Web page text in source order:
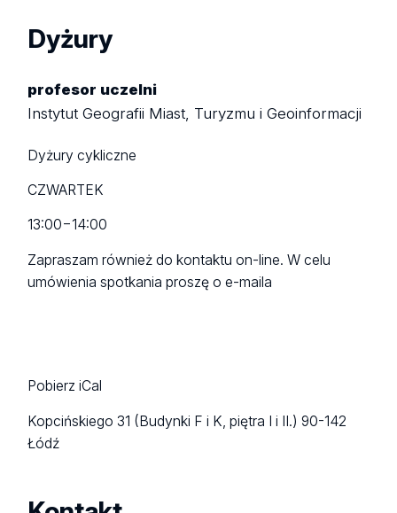
Dyżury
profesor uczelni
Instytut Geografii Miast, Turyzmu i Geoinformacji
Dyżury cykliczne
CZWARTEK
13:00−14:00
Zapraszam również do kontaktu on-line. W celu
umówienia spotkania proszę o e-maila
Pobierz iCal
Kopcińskiego 31 (Budynki F i K, piętra I i II.)90-142
Łódź